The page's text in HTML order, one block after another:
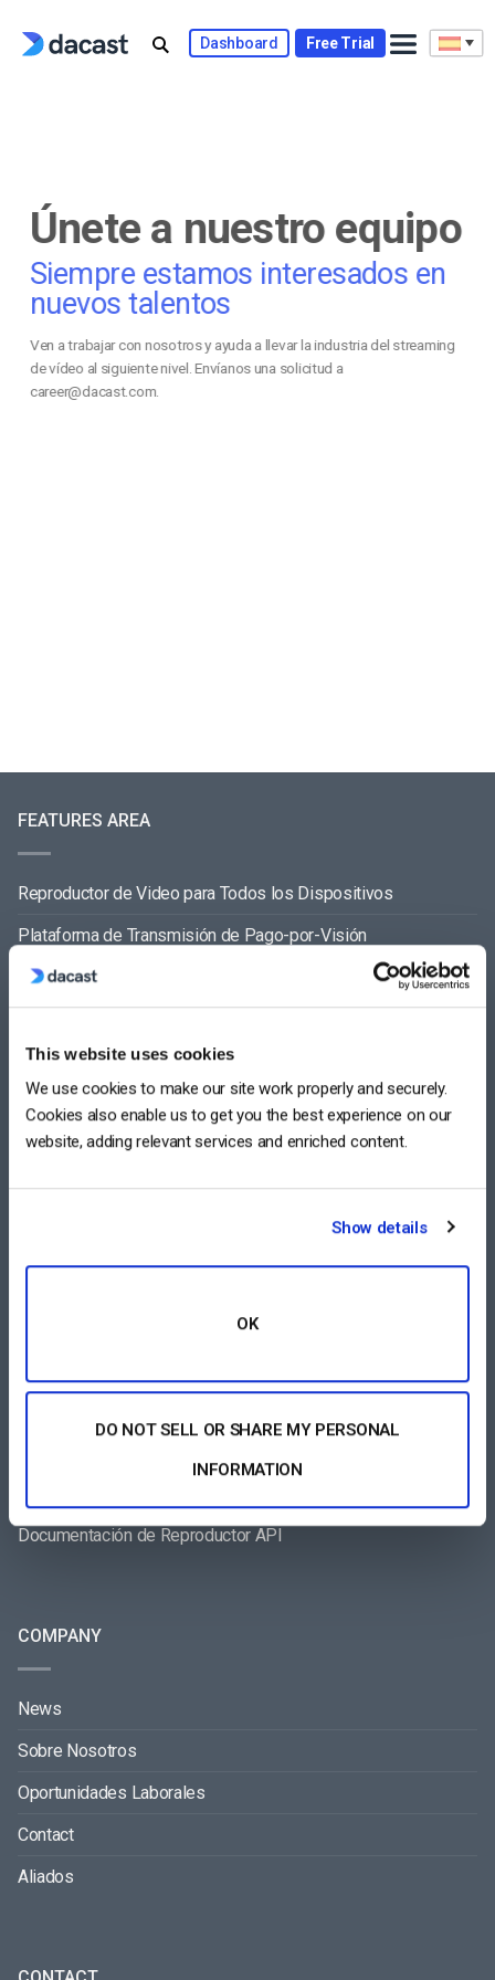
This website uses cookies
We use cookies to make our site work properly and securely.
Cookies also enable us to get you the best experience on our
website, adding relevant services and enriched content.
Show details
OK
DO NOT SELL OR SHARE MY PERSONAL
INFORMATION
Dashboard Free Trial
Únete a nuestro equipo
Siempre estamos interesados en
nuevos talentos
Ven a trabajar con nosotros y ayuda a llevar la industria del streaming
de vídeo al siguiente nivel. Envíanos una solicitud a
career@dacast.com.
FEATURES AREA
Reproductor de Video para Todos los Dispositivos
Plataforma de Transmisión de Pago-por-Visión
Software de Transmisión de Video
VER TODO
Documentación de Reproductor API
COMPANY
News
Sobre Nosotros
Oportunidades Laborales
Contact
Aliados